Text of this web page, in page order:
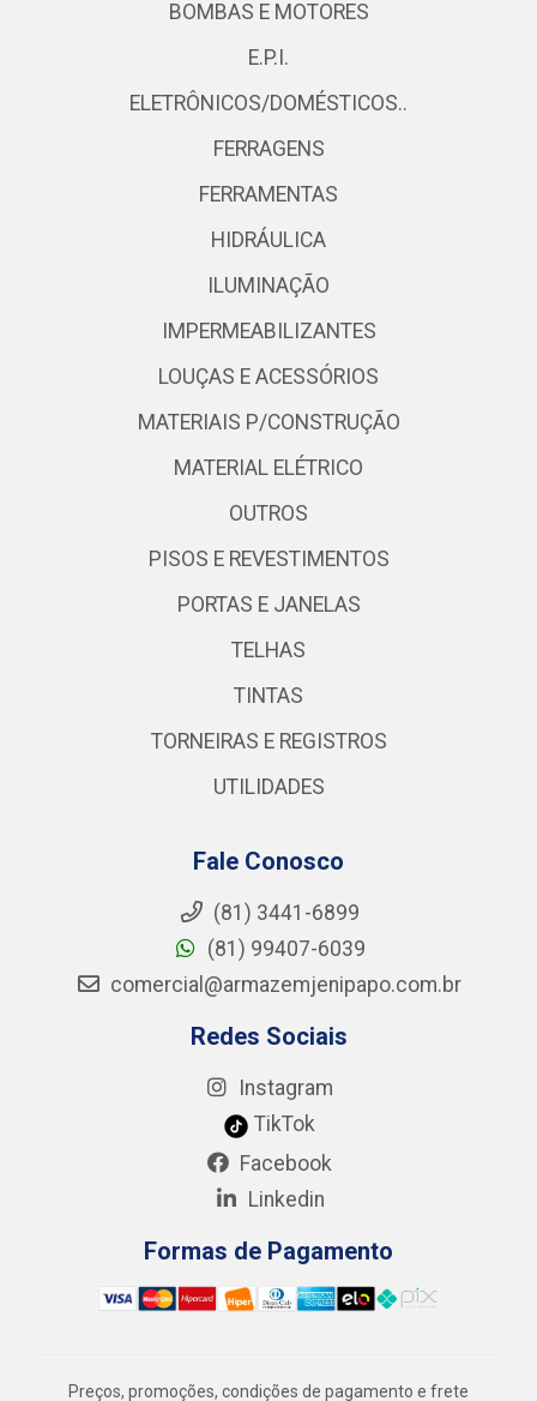
BOMBAS E MOTORES
E.P.I.
ELETRÔNICOS/DOMÉSTICOS..
FERRAGENS
FERRAMENTAS
HIDRÁULICA
ILUMINAÇÃO
IMPERMEABILIZANTES
LOUÇAS E ACESSÓRIOS
MATERIAIS P/CONSTRUÇÃO
MATERIAL ELÉTRICO
OUTROS
PISOS E REVESTIMENTOS
PORTAS E JANELAS
TELHAS
TINTAS
TORNEIRAS E REGISTROS
UTILIDADES
Fale Conosco
(81) 3441-6899
(81) 99407-6039
comercial@armazemjenipapo.com.br
Redes Sociais
Instagram
TikTok
Facebook
Linkedin
Formas de Pagamento
Preços, promoções, condições de pagamento e frete